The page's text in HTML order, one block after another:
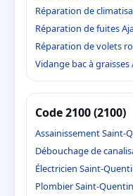
Réparation de
Réparation de fuites
Réparation de volets
Vidange bac à graisses
Code 2100 (2100)
Assainissement Saint-
Débouchage de
Électricien Saint-
Plombier Saint-Quentin